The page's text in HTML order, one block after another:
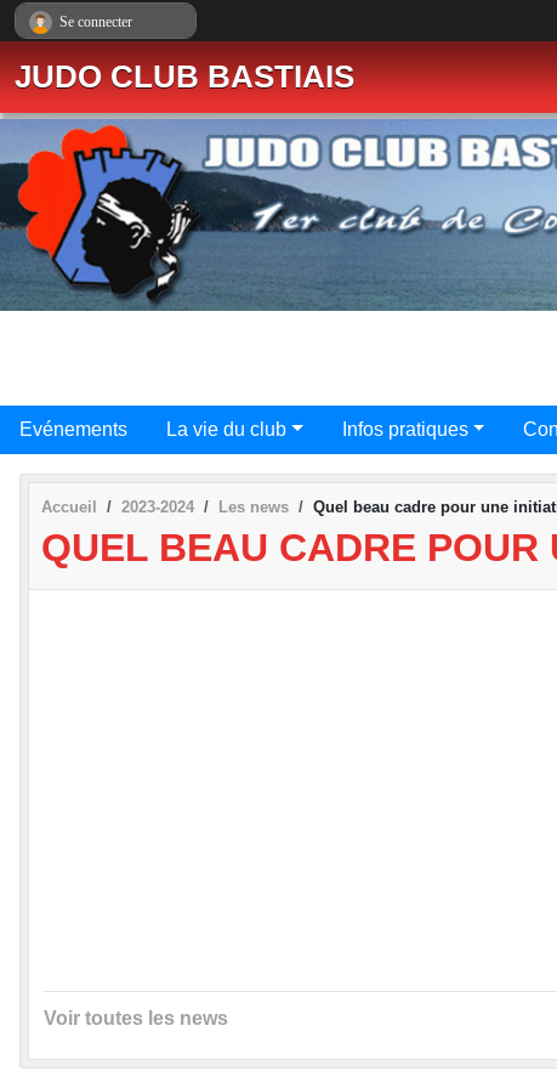
JUDO CLUB BASTIAIS
Evénements La vie du club Infos pratiques
Accueil 2023-2024 Les news Quel beau cadre pour une
QUEL BEAU CADRE
Voir toutes les news
Se connecter
Panneau de gestion des cookies